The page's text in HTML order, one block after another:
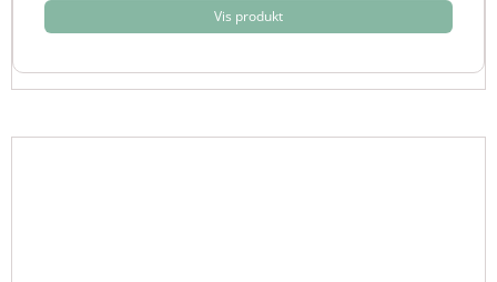
Vis produkt